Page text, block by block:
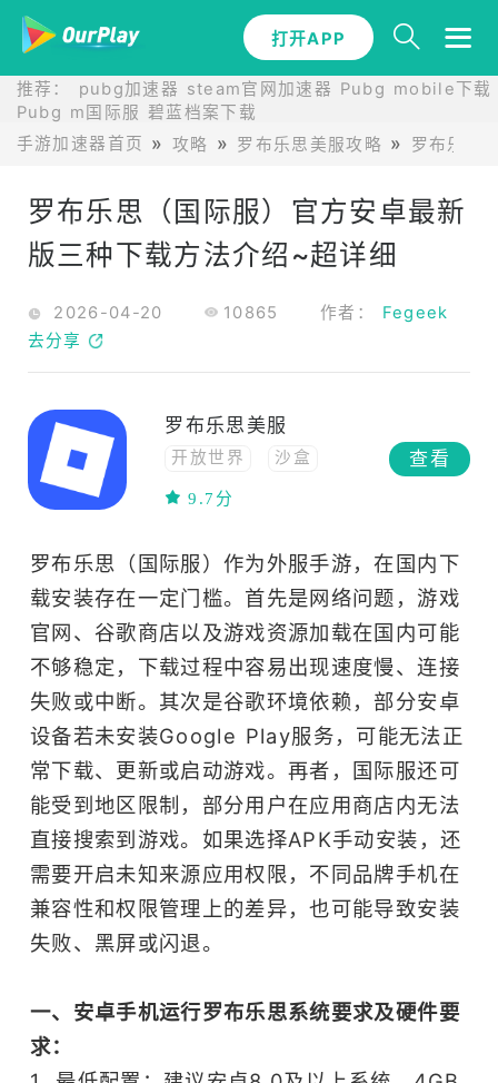
打开APP
推荐： pubg加速器 steam官网加速器 Pubg mobile下载
Pubg m国际服 碧蓝档案下载
手游加速器首页
攻略 罗布乐思美服攻略 罗布乐思
罗布乐思（国际服）官方安卓最新
版三种下载方法介绍~超详细
2026-04-20 10865 作者： Fegeek
去分享
罗布乐思美服
开放世界
沙盒
休闲
单人
9.7分
查看
罗布乐思（国际服）作为外服手游，在国内下
载安装存在一定门槛。首先是网络问题，游戏
官网、谷歌商店以及游戏资源加载在国内可能
不够稳定，下载过程中容易出现速度慢、连接
失败或中断。其次是谷歌环境依赖，部分安卓
设备若未安装Google Play服务，可能无法正
常下载、更新或启动游戏。再者，国际服还可
能受到地区限制，部分用户在应用商店内无法
直接搜索到游戏。如果选择APK手动安装，还
需要开启未知来源应用权限，不同品牌手机在
兼容性和权限管理上的差异，也可能导致安装
失败、黑屏或闪退。
一、安卓手机运行罗布乐思系统要求及硬件要
求：